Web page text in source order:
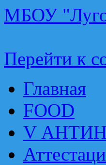
МБОУ
Перейти к
Главная
FOOD
V